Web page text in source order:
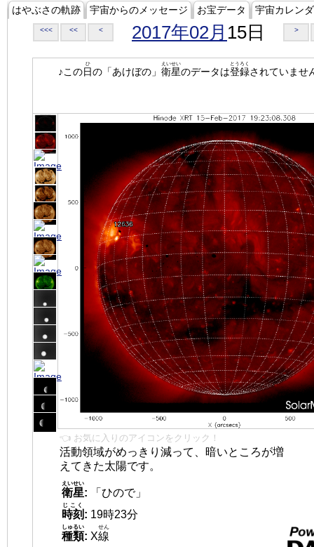
はやぶさの軌跡 宇宙からのメッセージ お宝データ 宇宙カレン
<<< << < 2017年02月 15日 >
♪この日
ひ
の「あけぼの」 衛星
えいせい
のデータは登録
とうろく
されていませ
👈 お気に入りのアイコンをクリック！
活動領域がめっきり減って、暗いところが増
えてきた太陽です。
衛星
えいせい
:
「ひので」
時刻
じこく
: 19時23分
種類
しゅるい
: X線
せん